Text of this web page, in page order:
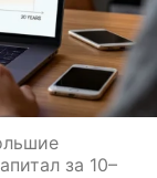
за 10–